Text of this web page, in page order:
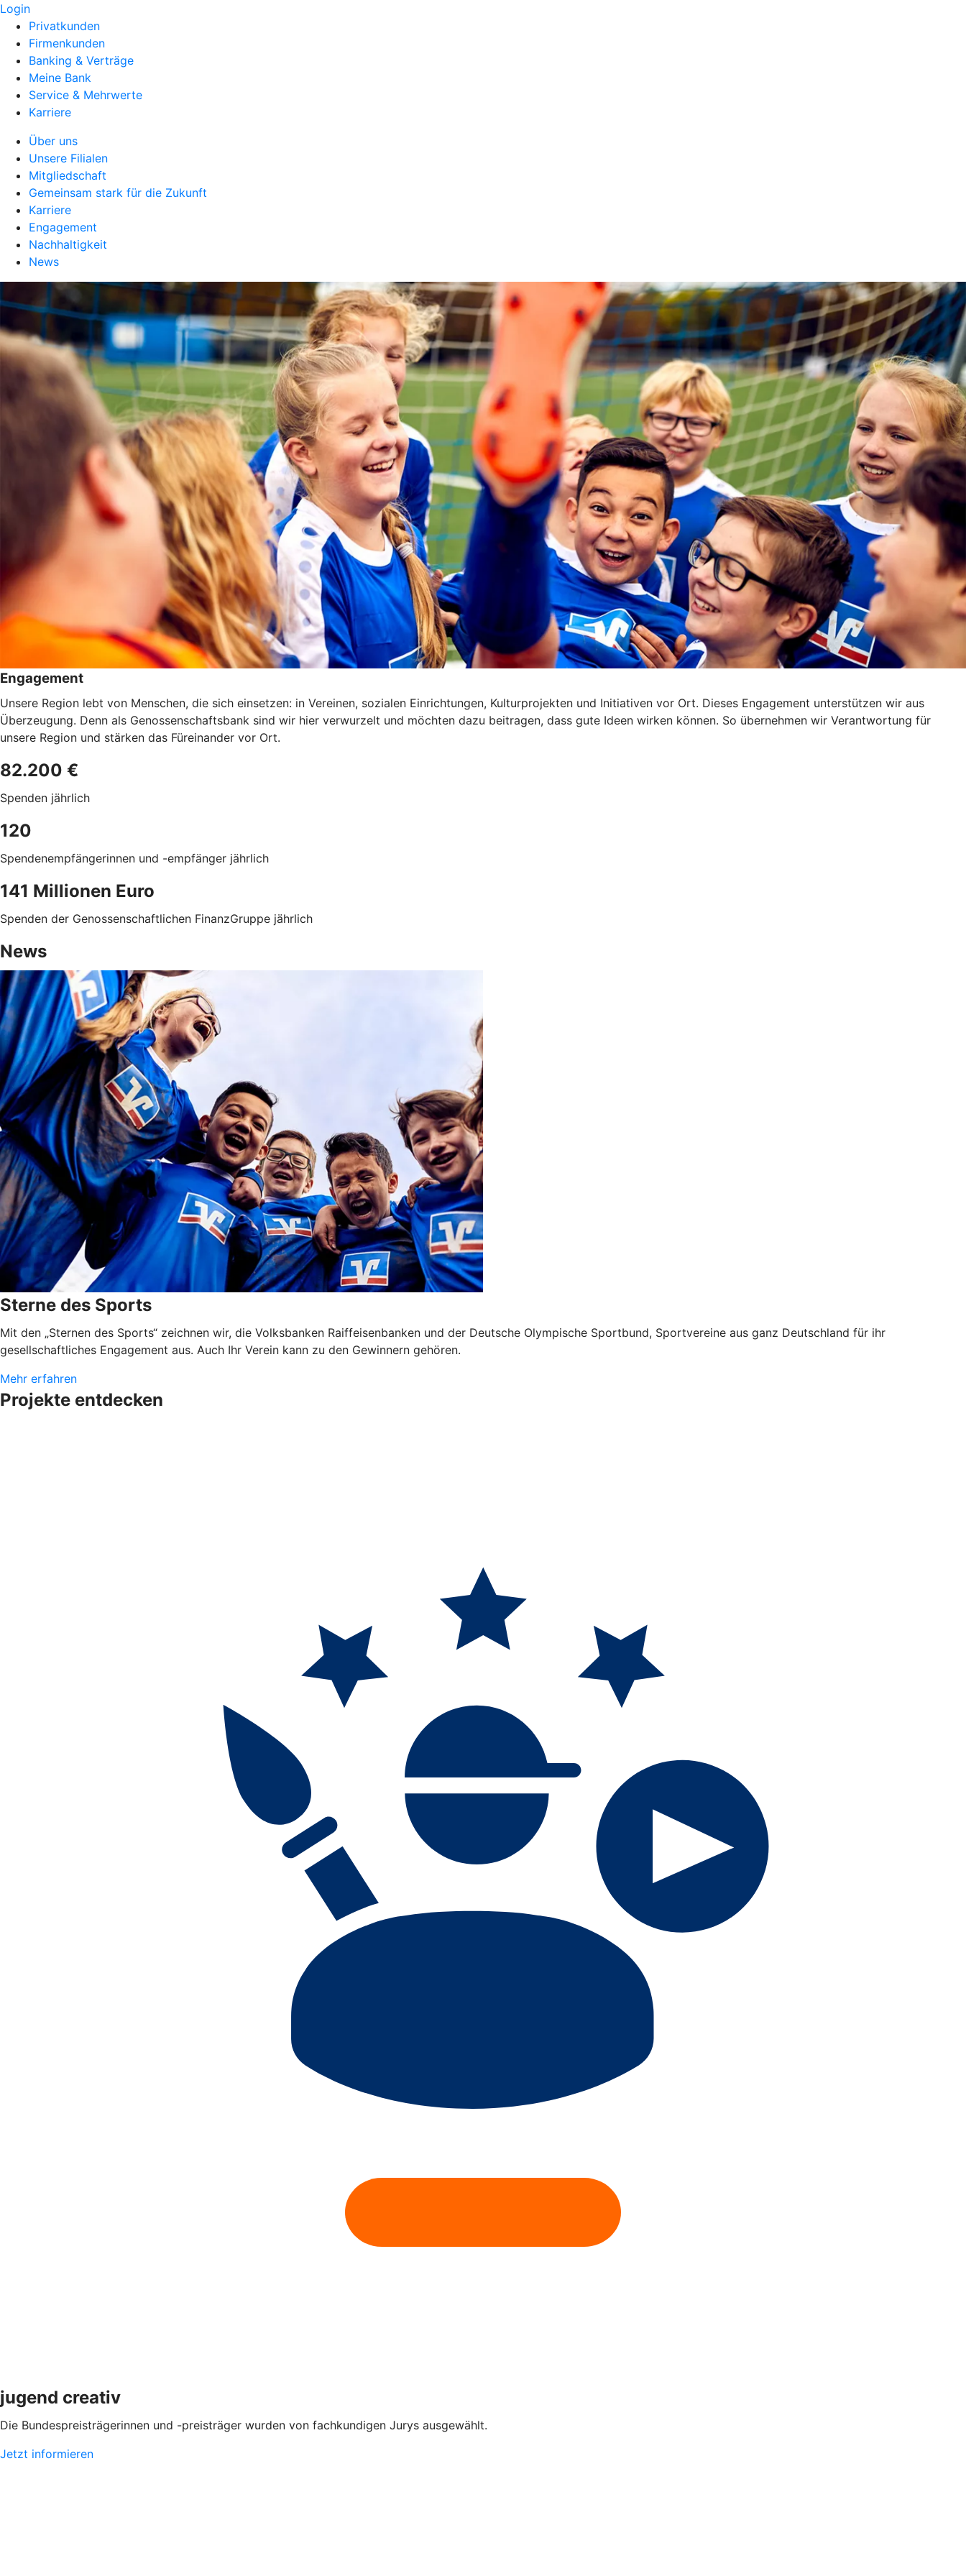
Login
Privatkunden
Firmenkunden
Banking & Verträge
Meine Bank
Service & Mehrwerte
Karriere
Über uns
Unsere Filialen
Mitgliedschaft
Gemeinsam stark für die Zukunft
Karriere
Engagement
Nachhaltigkeit
News
Engagement
Unsere Region lebt von Menschen, die sich einsetzen: in Vereinen, sozialen Einrichtungen, Kulturprojekten und Initiativen vor Ort. Dieses Engagement unterstützen wir aus
Überzeugung. Denn als Genossenschaftsbank sind wir hier verwurzelt und möchten dazu beitragen, dass gute Ideen wirken können. So übernehmen wir Verantwortung für
unsere Region und stärken das Füreinander vor Ort.
82.200 €
Spenden jährlich
120
Spendenempfängerinnen und -empfänger jährlich
141 Millionen Euro
Spenden der Genossenschaftlichen FinanzGruppe jährlich
News
Sterne des Sports
Mit den „Sternen des Sports“ zeichnen wir, die Volksbanken Raiffeisenbanken und der Deutsche Olympische Sportbund, Sportvereine aus ganz Deutschland für ihr
gesellschaftliches Engagement aus. Auch Ihr Verein kann zu den Gewinnern gehören.
Mehr erfahren
Projekte entdecken
jugend creativ
Die Bundespreisträgerinnen und -preisträger wurden von fachkundigen Jurys ausgewählt.
Jetzt informieren